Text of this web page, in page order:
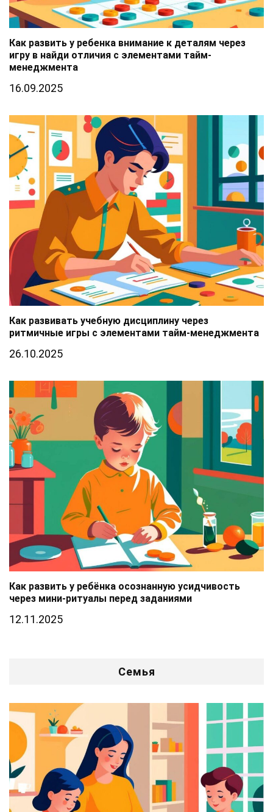
Как развить у ребенка внимание к деталям через
игру в найди отличия с элементами тайм-
менеджмента
16.09.2025
Как развивать учебную дисциплину через
ритмичные игры с элементами тайм-менеджмента
26.10.2025
Как развить у ребёнка осознанную усидчивость
через мини-ритуалы перед заданиями
12.11.2025
Семья